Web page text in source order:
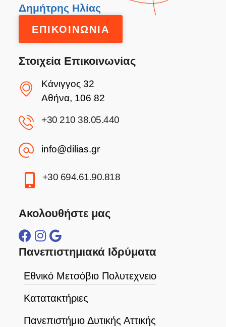
Δημήτρης Ηλίας
ΕΠΙΚΟΙΝΩΝΙΑ
Στοιχεία Επικοινωνίας
Κάνιγγος 32
Αθήνα, 106 82
+30 210 38.05.440
info@dilias.gr
+30 694.61.90.818
Ακολουθήστε μας
Πανεπιστημιακά Ιδρύματα
Εθνικό Μετσόβιο Πολυτεχνειο
Κατατακτήριες
Πανεπιστήμιο Δυτικής Αττικής